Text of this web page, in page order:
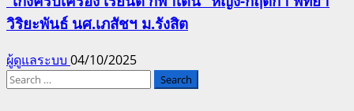
วิริยะพันธ์ นศ.เภสัชฯ ม.รังสิต
ผู้ดูแลระบบ 04/10/2025
Search